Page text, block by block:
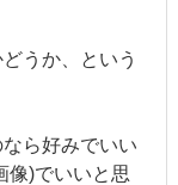
うか、という
ら好みでいい
像)でいいと思